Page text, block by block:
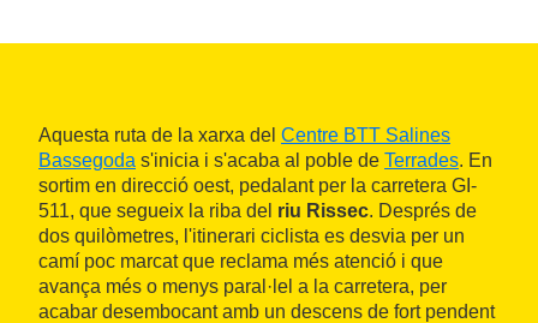
Aquesta ruta de la xarxa del Centre BTT Salines
Bassegoda s'inicia i s'acaba al poble de Terrades. En
sortim en direcció oest, pedalant per la carretera GI-
511, que segueix la riba del riu Rissec. Després de
dos quilòmetres, l'itinerari ciclista es desvia per un
camí poc marcat que reclama més atenció i que
avança més o menys paral·lel a la carretera, per
acabar desembocant amb un descens de fort pendent